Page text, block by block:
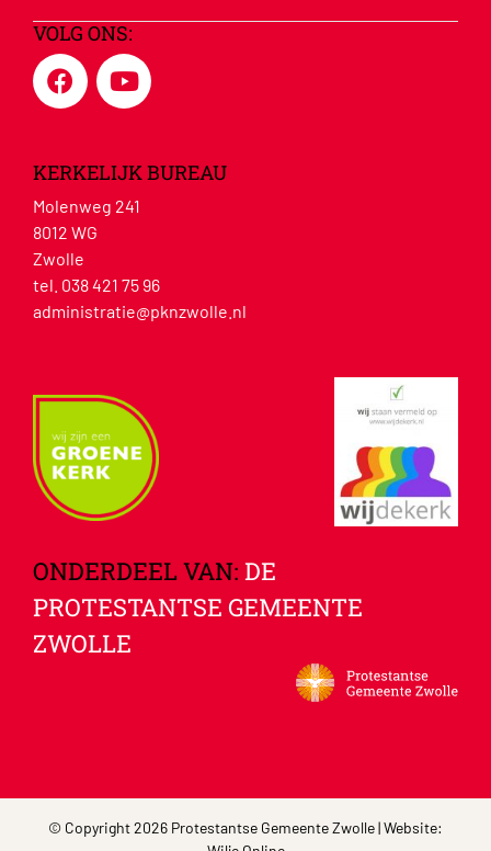
VOLG ONS:
KERKELIJK BUREAU
Molenweg 241
8012 WG
Zwolle
tel. 038 421 75 96
administratie@pknzwolle.nl
ONDERDEEL VAN: DE
PROTESTANTSE GEMEENTE
ZWOLLE
© Copyright 2026 Protestantse Gemeente Zwolle | Website: